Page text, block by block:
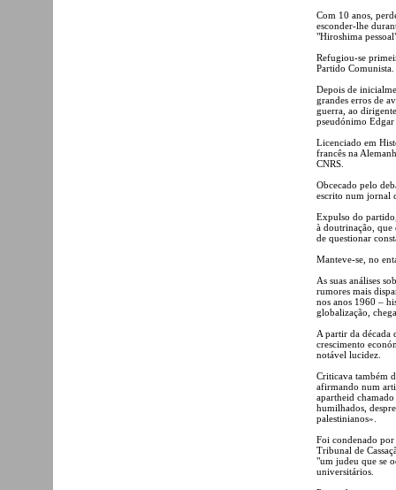
Com 10 anos,
esconder-lhe
"Hiroshima
Refugiou-se
Partido Comunista.
Depois de
grandes erros de
guerra, ao
pseudónimo
Licenciado em
francês na
CNRS.
Obcecado pelo
escrito num jornal
Expulso do
à doutrinação, que
de questionar
Manteve-se, no
As suas análises
rumores mais
nos anos 1960 –
globalização,
A partir da década
crescimento
notável lucidez.
Criticava também
afirmando num
apartheid
humilhados,
palestinianos».
Foi condenado por
Tribunal de
"um judeu que se
universitários.